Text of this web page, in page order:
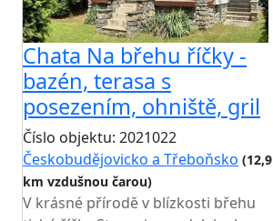
Chata Na břehu říčky -
bazén, terasa s
posezením, ohniště, gril
Číslo objektu: 2021022
Českobudějovicko a Třeboňsko (12,9
km vzdušnou čarou)
V krásné přírodě v blízkosti břehu